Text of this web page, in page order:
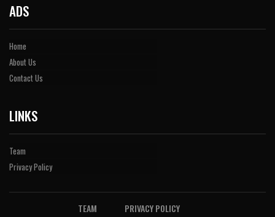
ADS
Home
About Us
Contact Us
LINKS
Team
Privacy Policy
TEAM PRIVACY POLICY